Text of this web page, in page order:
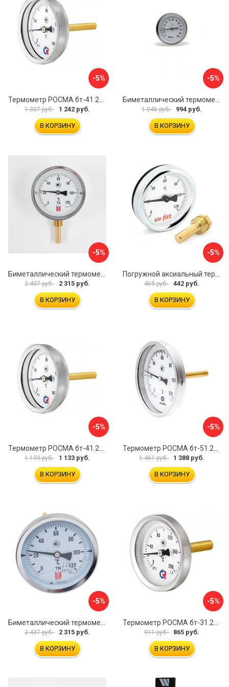
-5%
Термометр РОСМА бт-41.211 D070-00588
1 307 руб. 1 242 руб.
В КОРЗИНУ
-5%
Биметаллический термометр Watts F+R801 OR 10005800
1 046 руб. 994 руб.
В КОРЗИНУ
-5%
2 437 руб. 2 315 руб.
В КОРЗИНУ
-5%
465 руб. 442 руб.
В КОРЗИНУ
-5%
1 193 руб. 1 133 руб.
В КОРЗИНУ
-5%
1 461 руб. 1 388 руб.
В КОРЗИНУ
-5%
2 437 руб. 2 315 руб.
В КОРЗИНУ
-5%
911 руб. 865 руб.
В КОРЗИНУ